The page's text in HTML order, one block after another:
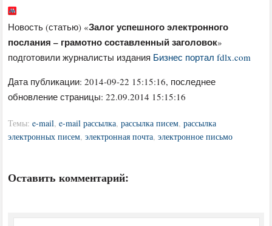
Новость (статью) «Залог успешного электронного
послания – грамотно составленный заголовок»
подготовили журналисты издания Бизнес портал fdlx.com
Дата публикации:2014-09-22 15:15:16, последнее
обновление страницы: 22.09.2014 15:15:16
Темы:e-mail,e-mail рассылка,рассылка писем,рассылка
электронных писем,электронная почта,электронное письмо
Оставить комментарий: